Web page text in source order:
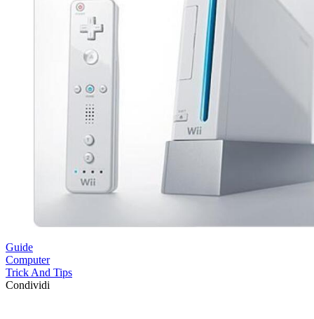
Guide
Computer
Trick And Tips
Condividi